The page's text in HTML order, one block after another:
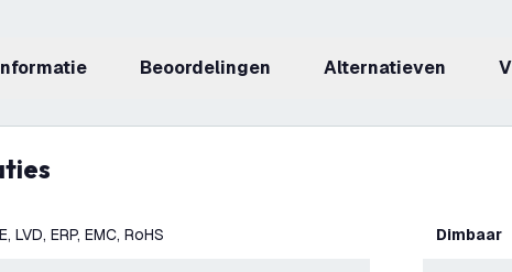
beoordelingen Alternatieven
LVD, ERP, EMC, RoHS Dimbaar